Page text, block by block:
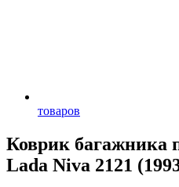
товаров
Коврик багажника
Lada Niva 2121